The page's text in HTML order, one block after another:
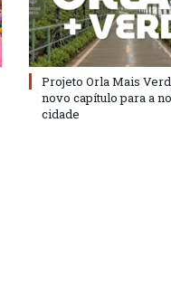
Projeto Orla Mais
novo capítulo para a
cidade